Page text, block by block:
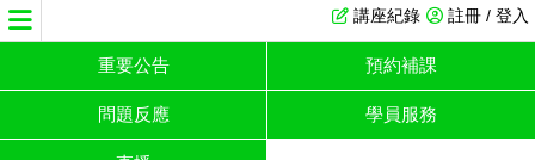
註冊 / 登入
講座紀錄
重要公告 預約補課
問題反應 學員服務